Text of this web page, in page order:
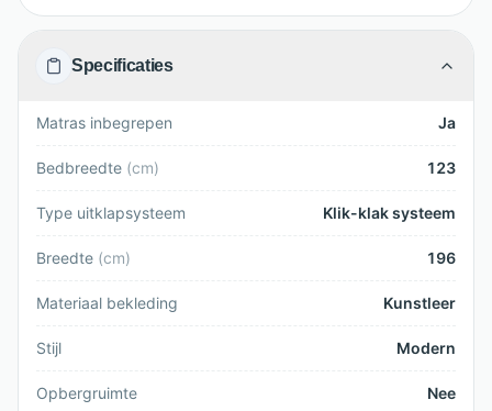
Specificaties
Matras inbegrepen Ja
Bedbreedte (cm) 123
Type uitklapsysteem Klik-klak systeem
Breedte (cm) 196
Materiaal bekleding Kunstleer
Stijl Modern
Opbergruimte Nee